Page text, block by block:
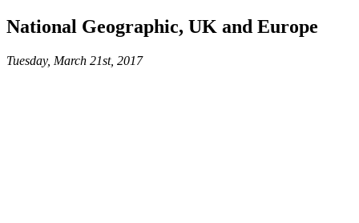
National Geographic, UK and Europe
Tuesday, March 21st, 2017